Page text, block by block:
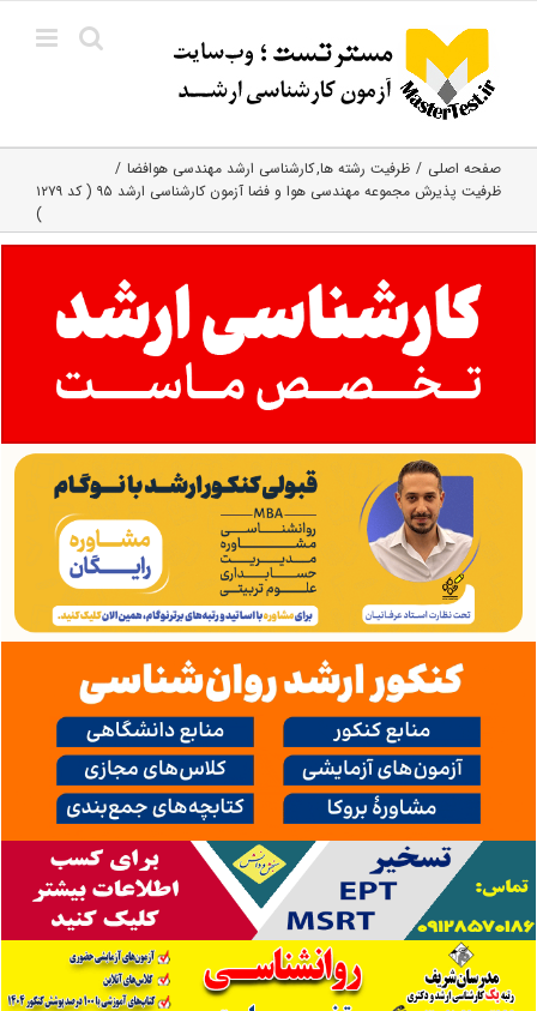
content
صفحه اصلی ظرفیت رشته ها کارشناسی ارشد مهندسی هوافضا
ظرفیت پذیرش مجموعه مهندسی هوا و فضا آزمون کارشناسی ارشد ۹۵ ( کد ۱۲۷۹
)